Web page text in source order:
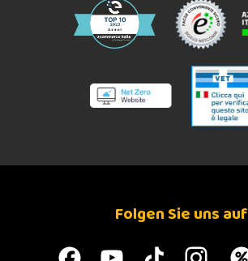
Folgen Sie uns auf